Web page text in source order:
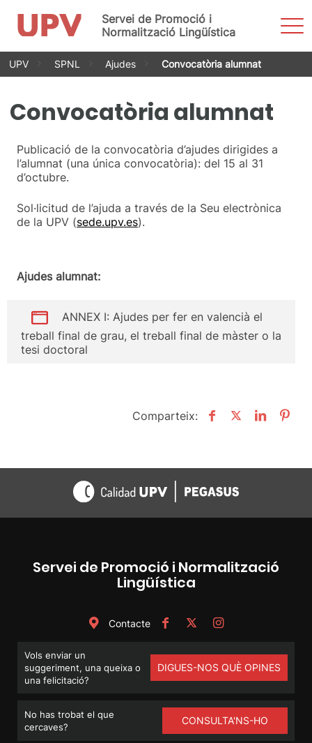
Vés
Servei de Promoció i
Normalització Lingüística
UPV SPNL Ajudes Convocatòria alumnat
Convocatòria alumnat
Publicació de la convocatòria d’ajudes dirigides a
l’alumnat (una única convocatòria): del 15 al 31
d’octubre.
Sol·licitud de l’ajuda a través de la Seu electrònica
de la UPV (sede.upv.es).
Ajudes alumnat:
ANNEX I: Ajudes per fer en valencià el
treball final de grau, el treball final de màster o la
tesi doctoral
Comparteix:
Servei de Promoció i Normalització
Lingüística
Contacte
Vols enviar un
suggeriment, una queixa o
una felicitació?
DIGUES-NOS QUÈ OPINES
No has trobat el que
cercaves?
CONSULTA'NS-HO